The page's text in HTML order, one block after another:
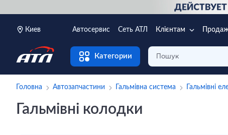
Киев Автосервис Сеть АТЛ Клієнтам
Категории
Головна Автозапчастини Гальмівна система Гальмівні
Гальмівні колодки